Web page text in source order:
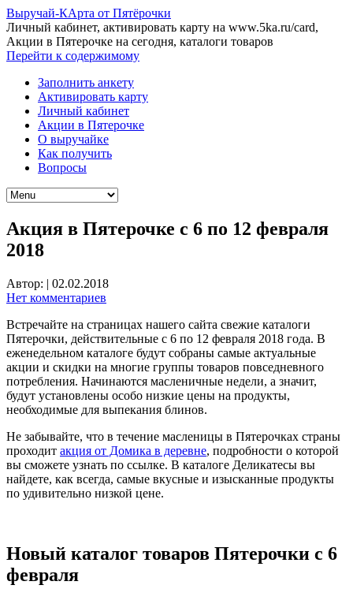
Выручай-КАрта от Пятёрочки
Личный кабинет, активировать карту на www.5ka.ru/card,
Акции в Пятерочке на сегодня, каталоги товаров
Перейти к содержимому
Заполнить анкету
Активировать карту
Личный кабинет
Акции в Пятерочке
О выручайке
Как получить
Вопросы
Акция в Пятерочке с 6 по 12 февраля
2018
Автор: | 02.02.2018
Нет комментариев
Встречайте на страницах нашего сайта свежие каталоги
Пятерочки, действительные с 6 по 12 февраля 2018 года. В
еженедельном каталоге будут собраны самые актуальные
акции и скидки на многие группы товаров повседневного
потребления. Начинаются масленичные недели, а значит,
будут установлены особо низкие цены на продукты,
необходимые для выпекания блинов.
Не забывайте, что в течение масленицы в Пятерочках страны
проходит акция от Домика в деревне, подробности о которой
вы сможете узнать по ссылке. В каталоге Деликатесы вы
найдете, как всегда, самые вкусные и изысканные продукты
по удивительно низкой цене.
Новый каталог товаров Пятерочки с 6
февраля